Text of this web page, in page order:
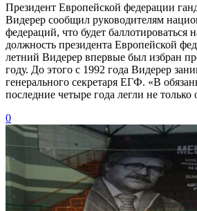
Президент Европейской федерации
Видерер сообщил руководителям
федераций, что будет баллотироваться
должность президента Европейской
летний Видерер впервые был избран
году. До этого с 1992 года Видерер
генерального секретаря ЕГФ. «В
последние четыре года легли не
0